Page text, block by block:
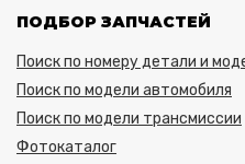
ПОДБОР ЗАПЧАСТЕЙ
Поиск по номеру детали и
Поиск по модели автомобиля
Поиск по модели трансмиссии
Фотокаталог